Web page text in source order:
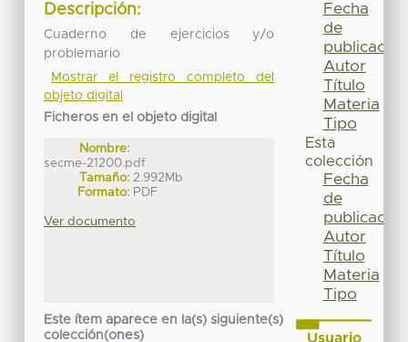
Descripción:
Cuaderno de ejercicios y/o
problemario
Mostrar el registro completo del
objeto digital
Ficheros en el objeto digital
Nombre:
secme-21200.pdf
Tamaño: 2.992Mb
Formato: PDF
Ver documento
Este ítem aparece en la(s) siguiente(s)
colección(ones)
Fecha
de
publicación
Autor
Título
Materia
Tipo
Esta
colección
Fecha
de
publicación
Autor
Título
Materia
Tipo
Usuario